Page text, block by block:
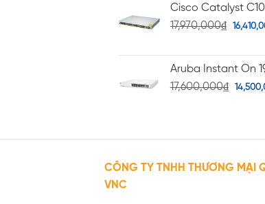
Cisco Catalyst
17,970,000₫
Aruba Instant On
17,600,000₫
CÔNG TY TNHH THƯƠNG MẠI
VNC